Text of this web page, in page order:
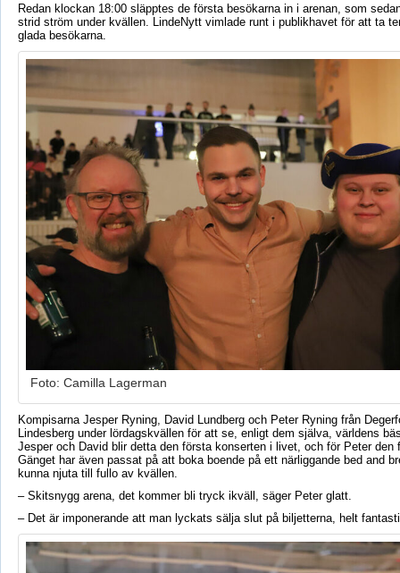
Redan klockan 18:00 släpptes de första besökarna in i arenan, som
strid ström under kvällen. LindeNytt vimlade runt i publikhavet för att ta
glada besökarna.
Foto: Camilla Lagerman
Kompisarna Jesper Ryning, David Lundberg och Peter Ryning från
Lindesberg under lördagskvällen för att se, enligt dem själva, världens
Jesper och David blir detta den första konserten i livet, och för Peter den
Gänget har även passat på att boka boende på ett närliggande bed and
kunna njuta till fullo av kvällen.
– Skitsnygg arena, det kommer bli tryck ikväll, säger Peter glatt.
– Det är imponerande att man lyckats sälja slut på biljetterna, helt